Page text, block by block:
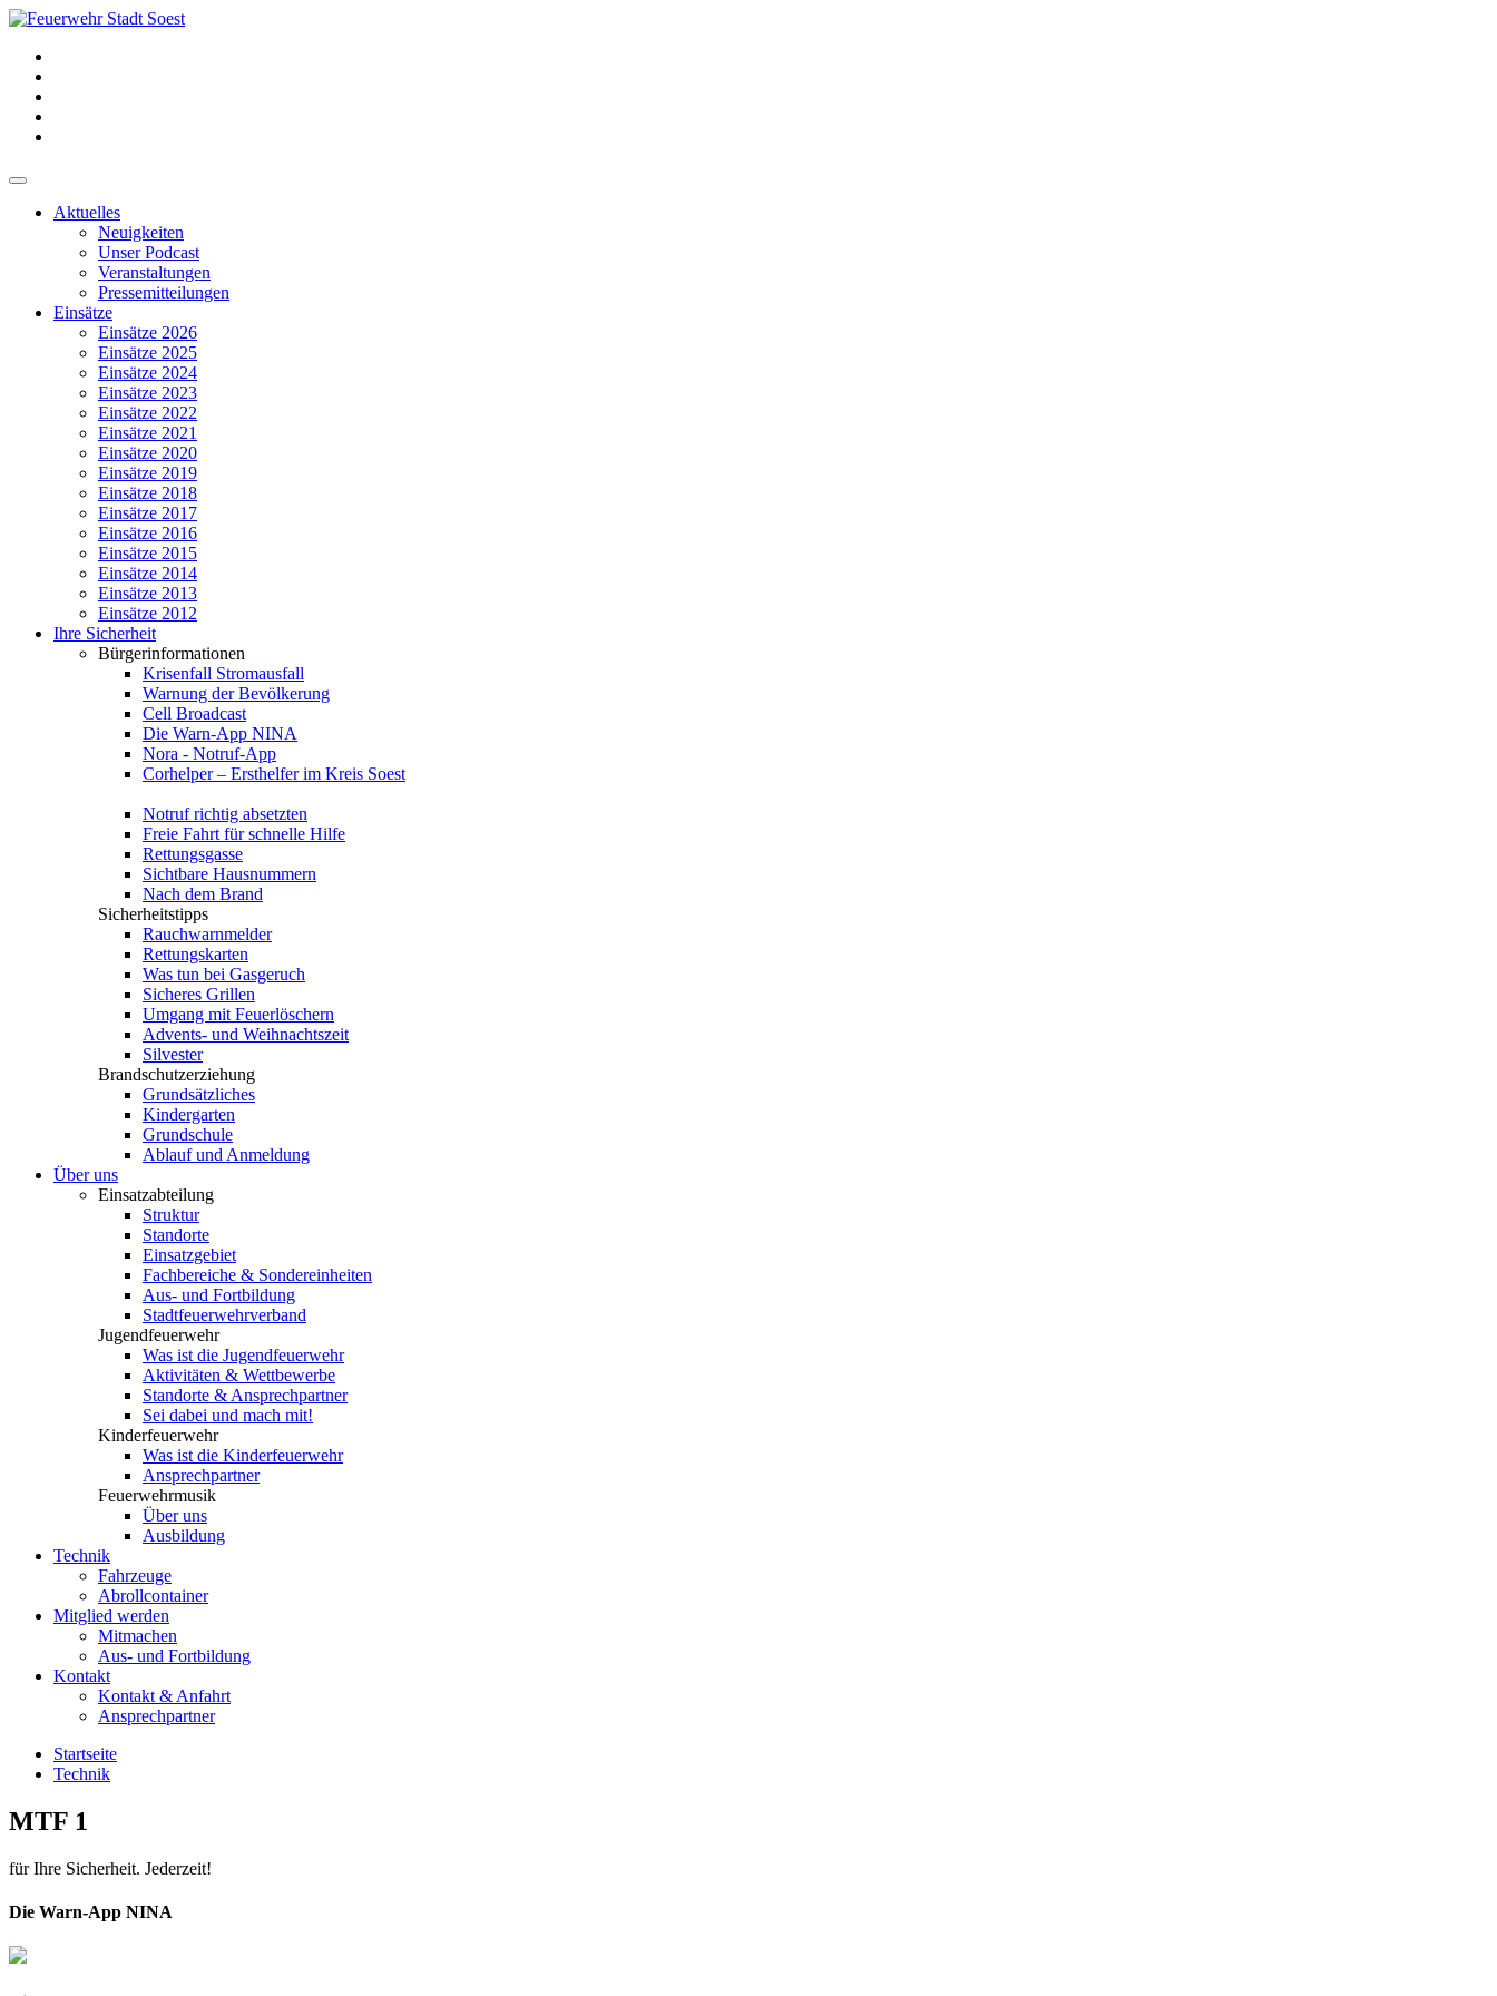
Aktuelles
Neuigkeiten
Unser Podcast
Veranstaltungen
Pressemitteilungen
Einsätze
Einsätze 2026
Einsätze 2025
Einsätze 2024
Einsätze 2023
Einsätze 2022
Einsätze 2021
Einsätze 2020
Einsätze 2019
Einsätze 2018
Einsätze 2017
Einsätze 2016
Einsätze 2015
Einsätze 2014
Einsätze 2013
Einsätze 2012
Ihre Sicherheit
Bürgerinformationen
Krisenfall Stromausfall
Warnung der Bevölkerung
Cell Broadcast
Die Warn-App NINA
Nora - Notruf-App
Corhelper – Ersthelfer im Kreis Soest
Notruf richtig absetzten
Freie Fahrt für schnelle Hilfe
Rettungsgasse
Sichtbare Hausnummern
Nach dem Brand
Sicherheitstipps
Rauchwarnmelder
Rettungskarten
Was tun bei Gasgeruch
Sicheres Grillen
Umgang mit Feuerlöschern
Advents- und Weihnachtszeit
Silvester
Brandschutzerziehung
Grundsätzliches
Kindergarten
Grundschule
Ablauf und Anmeldung
Über uns
Einsatzabteilung
Struktur
Standorte
Einsatzgebiet
Fachbereiche & Sondereinheiten
Aus- und Fortbildung
Stadtfeuerwehrverband
Jugendfeuerwehr
Was ist die Jugendfeuerwehr
Aktivitäten & Wettbewerbe
Standorte & Ansprechpartner
Sei dabei und mach mit!
Kinderfeuerwehr
Was ist die Kinderfeuerwehr
Ansprechpartner
Feuerwehrmusik
Über uns
Ausbildung
Technik
Fahrzeuge
Abrollcontainer
Mitglied werden
Mitmachen
Aus- und Fortbildung
Kontakt
Kontakt & Anfahrt
Ansprechpartner
Startseite
Technik
MTF 1
für Ihre Sicherheit. Jederzeit!
Die Warn-App NINA